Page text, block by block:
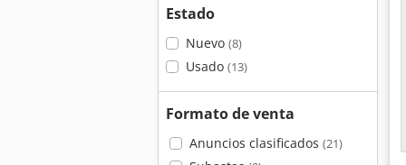
Estado
Nuevo (8)
Usado (13)
Formato de venta
Anuncios clasificados (21)